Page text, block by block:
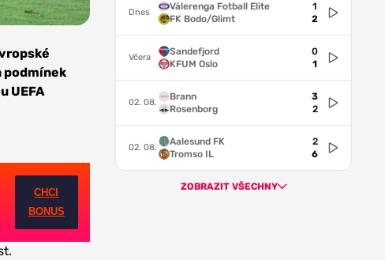
podmínek
UEFA
CHCI
BONUS
Dnes
Vålerenga Fotball Elite
FK Bodo/Glimt
1
2
Včera
Sandefjord
KFUM Oslo
0
1
02. 08.
Brann
Rosenborg
3
2
02. 08.
Aalesund FK
Tromso IL
2
6
ZOBRAZIT VŠECHNY